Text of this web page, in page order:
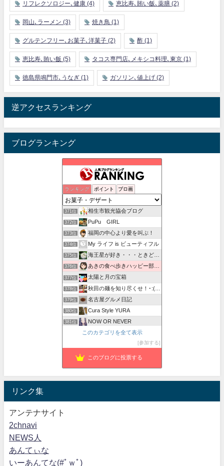
リフレクソロジー､健康 (4) 恵比寿､賄い飯､薬膳 (2)
岡山､ラーメン (3) 焼き鳥 (1)
グルテンフリー､お菓子､洋菓子 (2) 酢 (1)
恵比寿､賄い飯 (5) タコス専門店､メキシコ料理､東京 (1)
徳島県鳴門市､うなぎ (1) ガソリン､値上げ (2)
逆アクセスランキング
ブログランキング
ランキング ポイント ブロ画
369位 ゆうの気ままな毎日
370位 Color & Scent
371位 相生市観光協会ブログ
372位 PuPu GIRL
373位 福岡の中心より愛を叫ぶ！
374位 My ライフ is ビューティフル
375位 海王星が好き・・・ときどきビアンの日記
376位 あきの食べ歩きハッピー部 - あきの食べ歩きハッピー部
377位 太陽と月の宝箱
378位 秋田の麺を知り尽くせ！･:(( °ω° ))/.:心麺の旅
379位 名古屋グルメ日記
380位 Cura Style YURA
381位 NOW OR NEVER
レコーディングダイエットとパピヨンと・・・
このカテゴリを全て表示
参加する
このブログに投票する
リンク集
アンテナサイト
2chnavi
NEWS人
あんてぃな
いーあんてな(#ﾟｗﾟ)